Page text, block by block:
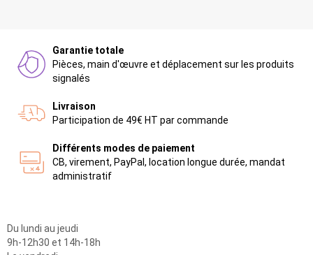
Garantie totale
Pièces, main d'œuvre et déplacement sur les produits
signalés
Livraison
Participation de 49€ HT par commande
Différents modes de paiement
CB, virement, PayPal, location longue durée, mandat
administratif
Du lundi au jeudi
9h-12h30 et 14h-18h